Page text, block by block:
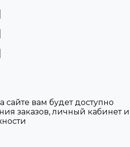
сайте вам будет доступно
заказов, личный кабинет и